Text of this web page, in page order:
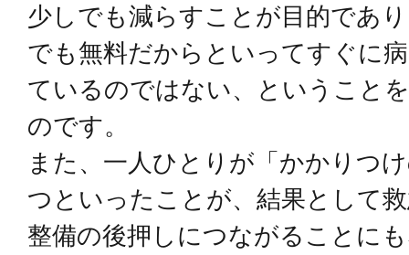
少しでも減らすことが目的であ
でも無料だからといってすぐに
ているのではない、ということ
のです。
また、一人ひとりが「かかりつ
つといったことが、結果として
整備の後押しにつながることに